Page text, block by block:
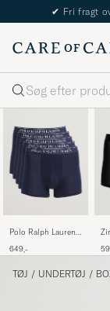
✔ Fri fragt
Søg
Polo Ralph Lauren
Navy
649,-
TØJ / UNDERTØJ /